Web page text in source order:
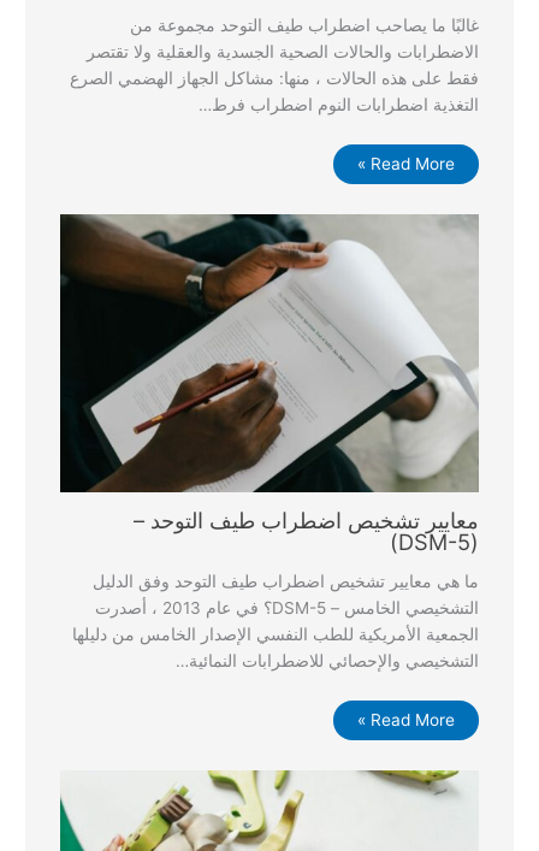
غالبًا ما يصاحب اضطراب طيف التوحد مجموعة من
الاضطرابات والحالات الصحية الجسدية والعقلية ولا تقتصر
فقط على هذه الحالات ، منها: مشاكل الجهاز الهضمي الصرع
التغذية اضطرابات النوم اضطراب فرط…
Read More »
معايير تشخيص اضطراب طيف التوحد –
(DSM-5)
ما هي معايير تشخيص اضطراب طيف التوحد وفق الدليل
التشخيصي الخامس – DSM-5؟ في عام 2013 ، أصدرت
الجمعية الأمريكية للطب النفسي الإصدار الخامس من دليلها
التشخيصي والإحصائي للاضطرابات النمائية…
Read More »